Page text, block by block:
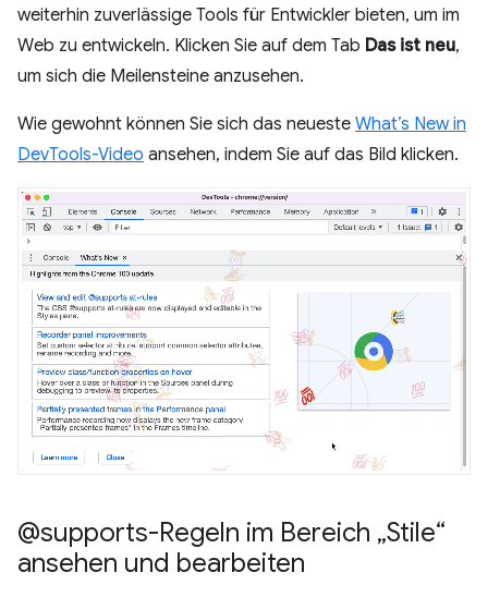
weiterhin zuverlässige Tools für Entwickler bieten, um im
Web zu entwickeln. Klicken Sie auf dem Tab Das ist neu,
um sich die Meilensteine anzusehen.
Wie gewohnt können Sie sich das neueste What’s New in
DevTools-Video ansehen, indem Sie auf das Bild klicken.
@supports-Regeln im Bereich „Stile“
ansehen und bearbeiten